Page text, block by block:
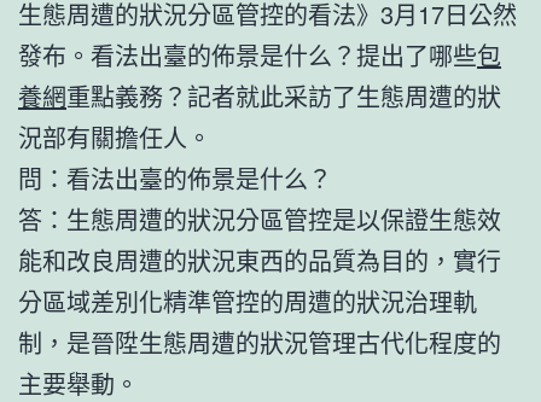
生態周遭的狀況分區管控的看法》3月17日公然
發布。看法出臺的佈景是什么？提出了哪些包
養網重點義務？記者就此采訪了生態周遭的狀
況部有關擔任人。
問：看法出臺的佈景是什么？
答：生態周遭的狀況分區管控是以保證生態效
能和改良周遭的狀況東西的品質為目的，實行
分區域差別化精準管控的周遭的狀況治理軌
制，是晉陞生態周遭的狀況管理古代化程度的
主要舉動。